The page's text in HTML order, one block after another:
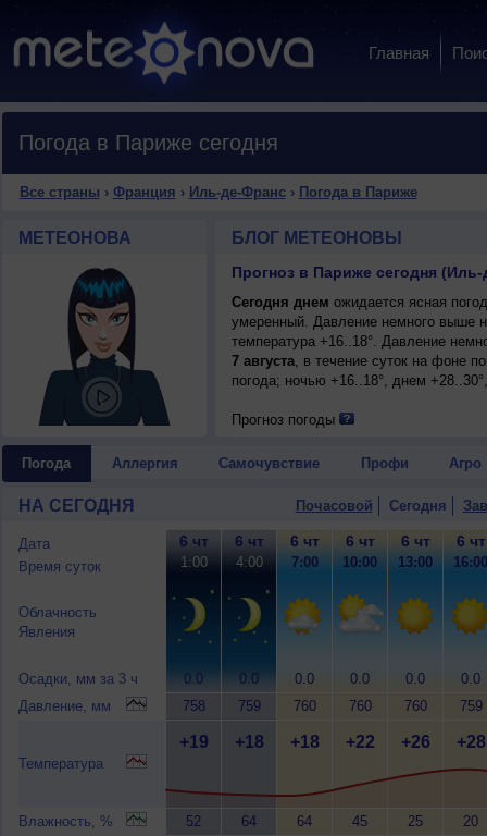
Главная
Погода в Париже сегодня
Все страны › Франция › Иль-де-Франс› Погода в Париже
МЕТЕОНОВА БЛОГ МЕТЕОНОВЫ
Прогноз в Париже сегодня
Сегодня днем ожидается ясная
умеренный. Давление немного выше
температура +16..18°. Давление
7 августа, в течение суток на фоне
погода; ночью +16..18°, днем
Прогноз погоды
Погода Аллергия Самочувствие Профи Агро
НА СЕГОДНЯ Почасовой Сегодня
Дата
Время суток
Облачность
Явления
Осадки, мм за 3 ч
Давление, мм
Температура
Влажность, %
6 чт
1:00
0.0
758
+19
52
6 чт
4:00
0.0
759
+18
64
6 чт
7:00
0.0
760
+18
64
6 чт
10:00
0.0
760
+22
45
6 чт
13:00
0.0
760
+26
25
6 чт
16:00
0.0
759
+28
20